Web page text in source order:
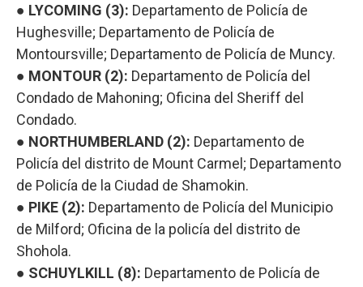
● LYCOMING (3): Departamento de Policía de
Hughesville; Departamento de Policía de
Montoursville; Departamento de Policía de Muncy.
● MONTOUR (2): Departamento de Policía del
Condado de Mahoning; Oficina del Sheriff del
Condado.
● NORTHUMBERLAND (2): Departamento de
Policía del distrito de Mount Carmel; Departamento
de Policía de la Ciudad de Shamokin.
● PIKE (2): Departamento de Policía del Municipio
de Milford; Oficina de la policía del distrito de
Shohola.
● SCHUYLKILL (8): Departamento de Policía de